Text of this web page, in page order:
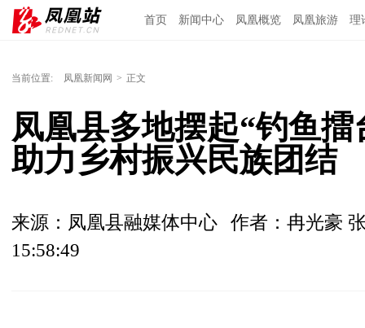
首页 新闻中心 凤凰概览 凤凰旅游 理
当前位置: 凤凰新闻网 > 正文
凤凰县多地摆起“钓鱼
助力乡村振兴民族团结
来源：凤凰县融媒体中心
作者：冉光豪
15:58:49